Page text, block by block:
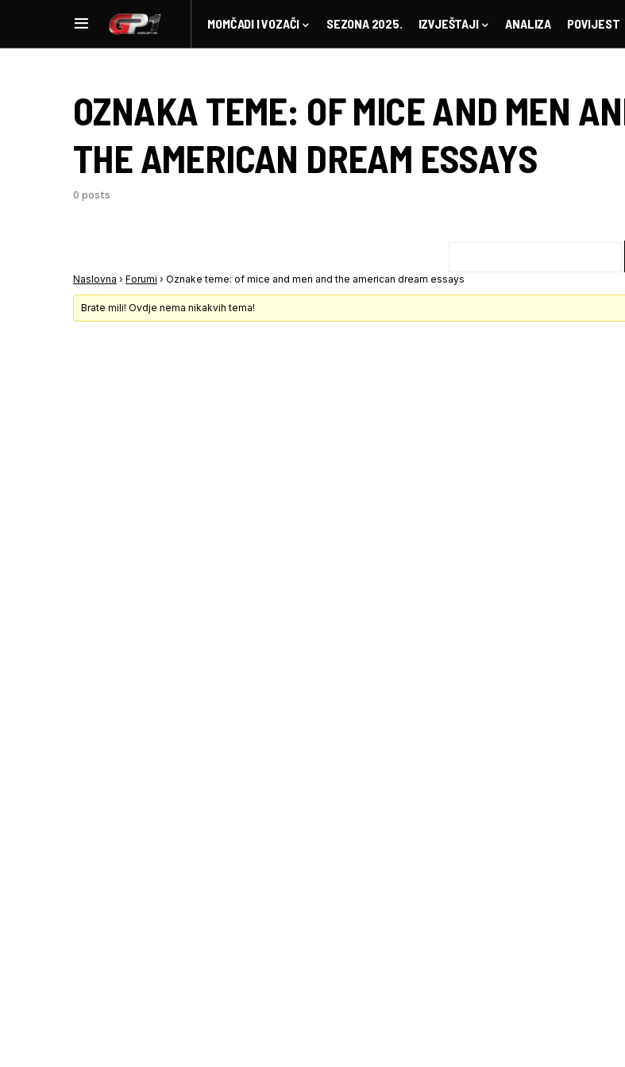
MOMČADI I VOZAČI SEZONA 2025. IZVJEŠTAJI ANALIZA POVIJEST
OZNAKA TEME: OF MICE AND MEN
THE AMERICAN DREAM ESSAYS
0 posts
Naslovna › Forumi › Oznake teme: of mice and men and the american dream essays
Brate mili! Ovdje nema nikakvih tema!